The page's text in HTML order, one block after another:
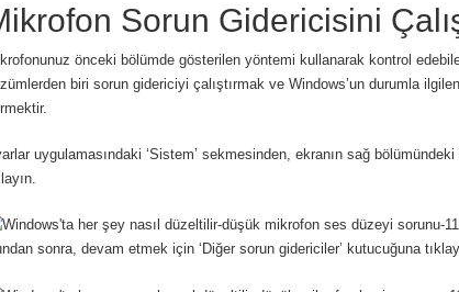
Sorun Gidericisini
önceki bölümde gösterilen yöntemi kullanarak kontrol
biri sorun gidericiyi çalıştırmak ve Windows’un durumla
uygulamasındaki ‘Sistem’ sekmesinden, ekranın sağ bölümündeki
sonra, devam etmek için ‘Diğer sorun gidericiler’ kutucuğuna